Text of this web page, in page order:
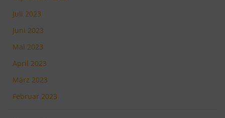
Juli 2023
Juni 2023
Mai 2023
April 2023
März 2023
Februar 2023